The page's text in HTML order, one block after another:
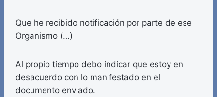
Que he recibido notificación por parte de ese
Organismo (…)
Al propio tiempo debo indicar que estoy en
desacuerdo con lo manifestado en el
documento enviado.